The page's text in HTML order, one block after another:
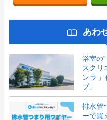
あわ
浴室の
スクリ
ンラ
プ」
排水管
ーで買